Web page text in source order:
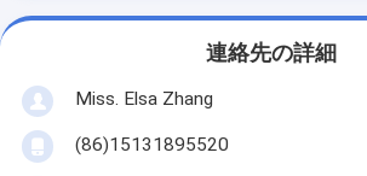
連絡先の詳細
Miss. Elsa Zhang
(86)15131895520